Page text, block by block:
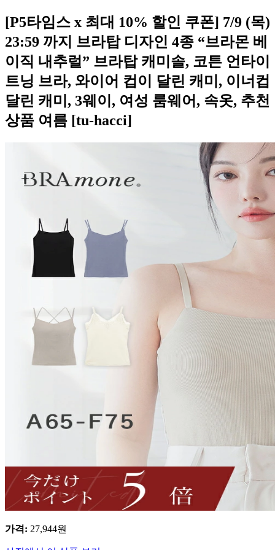
[P5타임스 x 최대 10% 할인 쿠폰] 7/9 (목)
23:59 까지 브라탑 디자인 4종 “브라몬 베
이직 내추럴” 브라탑 캐미솔, 코튼 언타이
트닝 브라, 와이어 컵이 달린 캐미, 이너컵
달린 캐미, 3웨이, 여성 룸웨어, 속옷, 추천
상품 여름 [tu-hacci]
가격: 27,944원